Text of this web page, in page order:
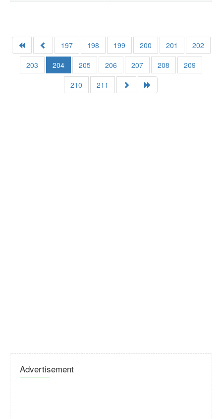
197 198 199 200 201
202
203
204 205 206 207 208
209
210
211
Advertisement